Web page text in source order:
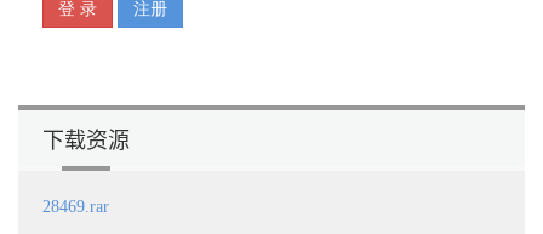
下载资源
28469.rar